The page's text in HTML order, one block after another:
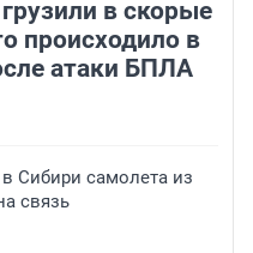
в скорые
происходило в
атаки БПЛА
Сибири самолета из
связь